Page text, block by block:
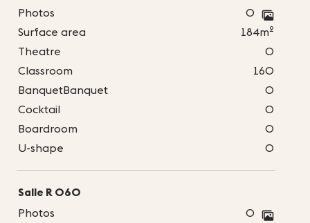
Photos
0
Surface area
184m2
Theatre
0
Classroom
160
BanquetBanquet
0
Cocktail
0
Boardroom
0
U-shape
0
Salle R 060
Photos
0